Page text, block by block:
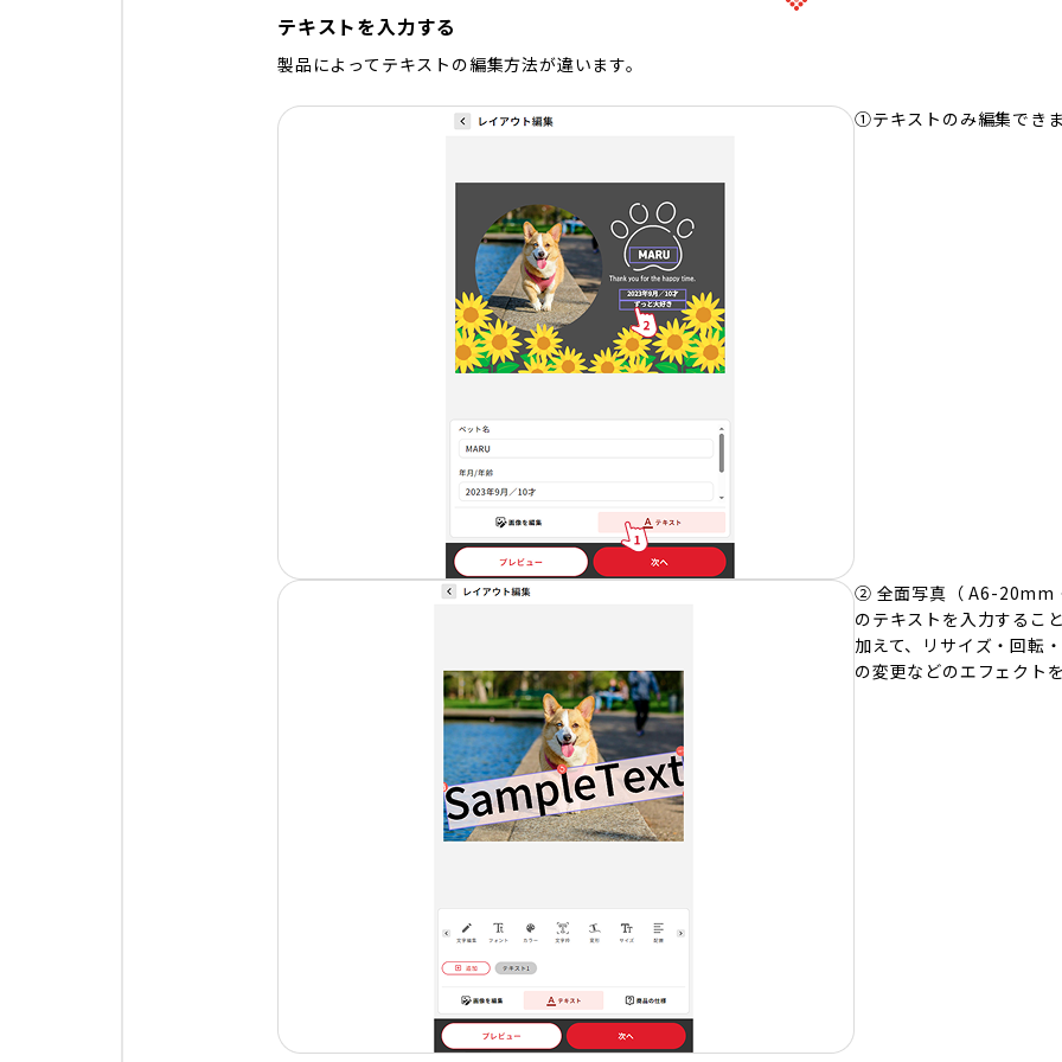
テキストを入力する
製品によってテキストの編集方法が違います。
①テキストのみ編集でき
② 全面写真（ A6-20mm
のテキストを入力するこ
加えて、リサイズ・回転
の変更などのエフェクト